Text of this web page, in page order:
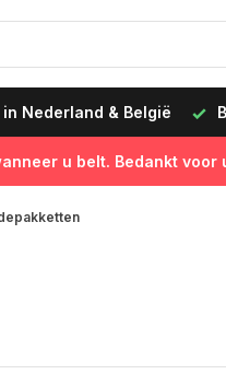
Nederland & België
u belt. Bedankt voor